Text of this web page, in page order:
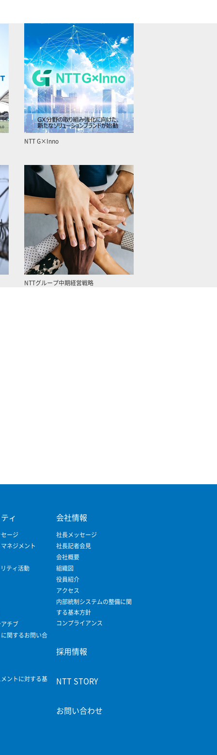
NTT G×Inno
NTTグループ中期経営戦略
ィ
ージ
ネジメント
ティ活動
チブ
関するお問い合
ントに対する基
会社情報
社長メッセージ
社長記者会見
会社概要
組織図
役員紹介
アクセス
内部統制システムの整備に関
する基本方針
コンプライアンス
採用情報
NTT STORY
お問い合わせ